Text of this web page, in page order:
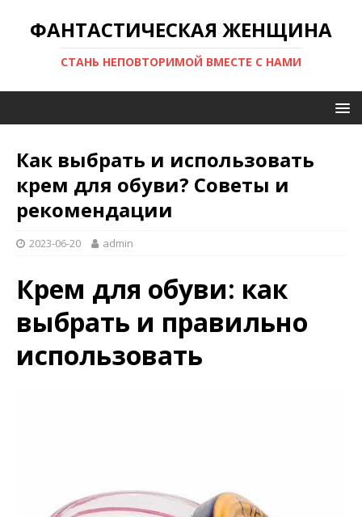
ФАНТАСТИЧЕСКАЯ ЖЕНЩИНА
СТАНЬ НЕПОВТОРИМОЙ ВМЕСТЕ С НАМИ
Как выбрать и использовать
крем для обуви? Советы и
рекомендации
2023-06-20 admin
Крем для обуви: как
выбрать и правильно
использовать